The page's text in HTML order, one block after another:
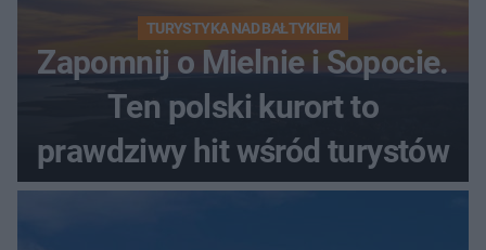
TURYSTYKA NAD BAŁTYKIEM
Zapomnij o Mielnie i Sopocie.
Ten polski kurort to
prawdziwy hit wśród turystów